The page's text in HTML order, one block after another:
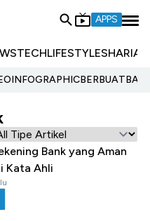
APPS
TECHLIFESTYLESHARIA
INFOGRAPHIC
Bank yang Aman
Kata Ahli